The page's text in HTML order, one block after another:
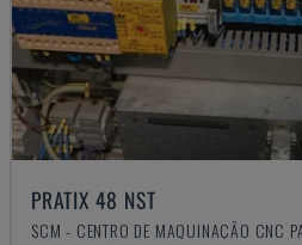
PRATIX 48 NST
SCM - CENTRO DE MAQUINAÇÃO CNC